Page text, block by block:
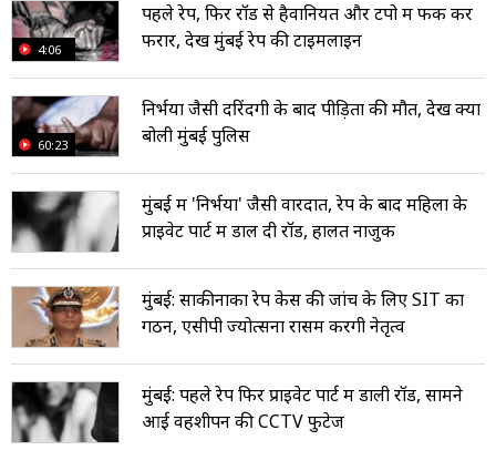
4:06
पहले रेप, फिर रॉड से हैवानियत और टेंपो में फेंक कर
फरार, देखें मुंबई रेप की टाइमलाइन
60:23
निर्भया जैसी दरिंदगी के बाद पीड़िता की मौत, देखें क्या
बोली मुंबई पुलिस
मुंबई में 'निर्भया' जैसी वारदात, रेप के बाद महिला के
प्राइवेट पार्ट में डाल दी रॉड, हालत नाजुक
मुंबई: साकीनाका रेप केस की जांच के लिए SIT का
गठन, एसीपी ज्योत्सना रासम करेंगी नेतृत्व
मुंबई: पहले रेप फिर प्राइवेट पार्ट में डाली रॉड, सामने
आई वहशीपन की CCTV फुटेज